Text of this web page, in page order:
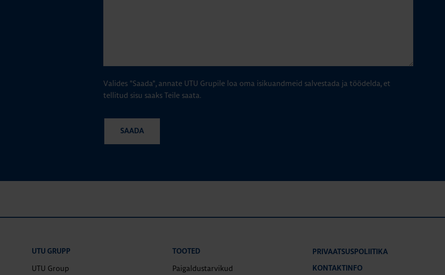
Valides "Saada", annate UTU Grupile loa oma isikuandmeid salvestada ja töödelda, et
tellitud sisu saaks Teile saata.
UTU GRUPP
UTU Group
TOOTED
Paigaldustarvikud
PRIVAATSUSPOLIITIKA
KONTAKTINFO